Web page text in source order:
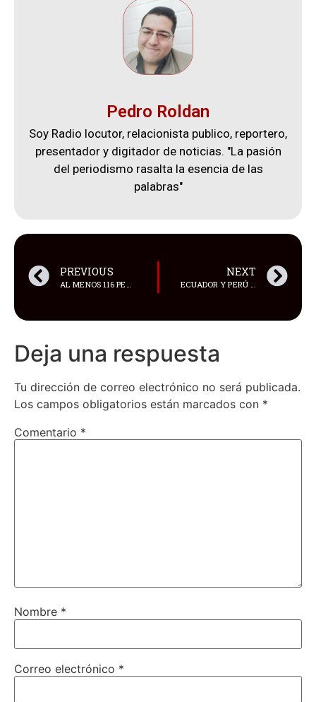
Pedro Roldan
Soy Radio locutor, relacionista publico, reportero,
presentador y digitador de noticias. "La pasión
del periodismo rasalta la esencia de las
palabras"
PREVIOUS NEXT
Deja una respuesta
Tu dirección de correo electrónico no será publicada.
Los campos obligatorios están marcados con *
Comentario *
Nombre *
Correo electrónico *